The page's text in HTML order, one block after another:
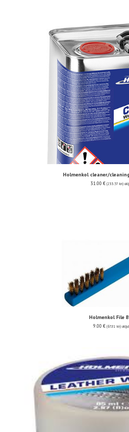
Holmenkol cleaner/
31.00 € (233.57 kn)
Holmenkol File
9.00 € (67.81 kn)